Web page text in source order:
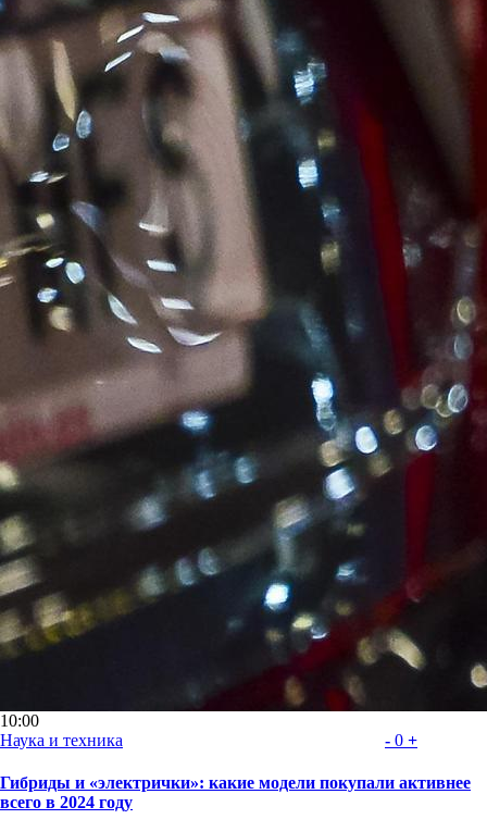
10:00
Наука и техника
- 0 +
Гибриды и «электрички»: какие модели покупали активнее
всего в 2024 году